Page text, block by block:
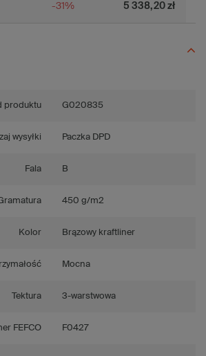
-31% 5 338,20 zł
produktu G020835
wysyłki Paczka DPD
Fala B
450 g/m2
Kolor Brązowy kraftliner
Mocna
Tektura 3-warstwowa
FEFCO F0427